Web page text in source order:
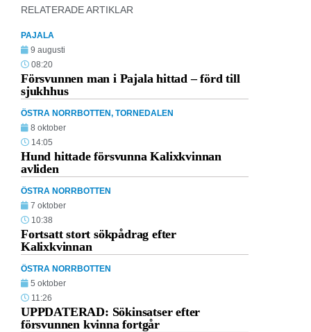
RELATERADE ARTIKLAR
PAJALA
9 augusti
08:20
Försvunnen man i Pajala hittad – förd till
sjukhhus
ÖSTRA NORRBOTTEN, TORNEDALEN
8 oktober
14:05
Hund hittade försvunna Kalixkvinnan
avliden
ÖSTRA NORRBOTTEN
7 oktober
10:38
Fortsatt stort sökpådrag efter
Kalixkvinnan
ÖSTRA NORRBOTTEN
5 oktober
11:26
UPPDATERAD: Sökinsatser efter
försvunnen kvinna fortgår